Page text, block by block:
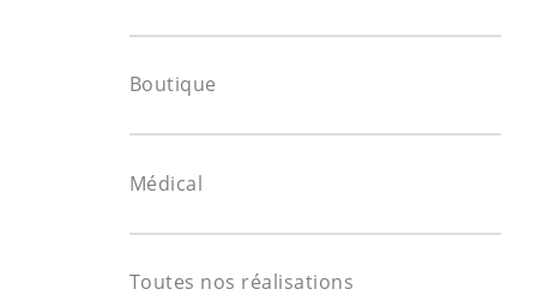
Boutique
Médical
Toutes nos réalisations